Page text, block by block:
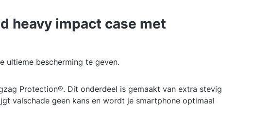
heavy impact case met
ultieme bescherming te geven.
Protection®. Dit onderdeel is gemaakt van extra stevig
valschade geen kans en wordt je smartphone optimaal